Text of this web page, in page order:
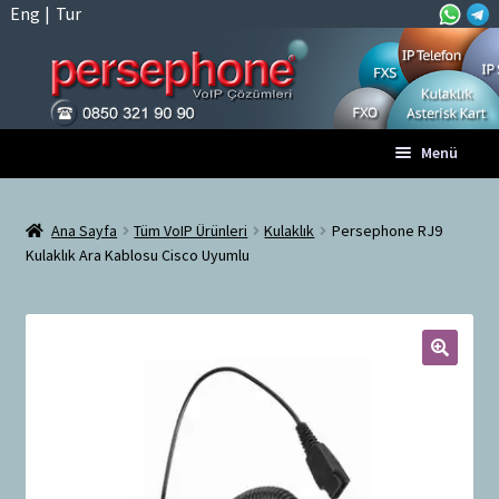
Eng | Tur
Menü
Tüm VoIP Ürünleri
t
m
e
Hesabım
Ana Sayfa Tüm VoIP Ürünleri Kulaklık
Persephone RJ9
Kulaklık Ara Kablosu Cisco Uyumlu